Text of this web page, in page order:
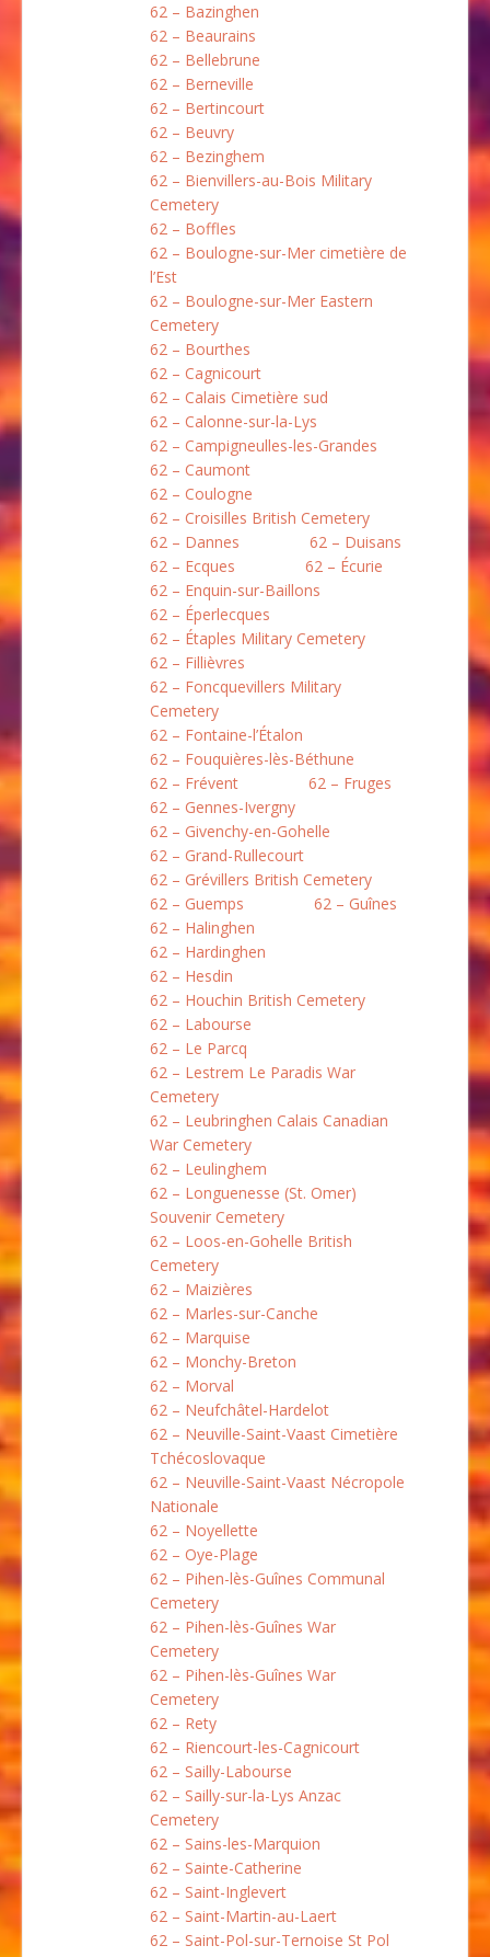
62 – Bazinghen
62 – Beaurains
62 – Bellebrune
62 – Berneville
62 – Bertincourt
62 – Beuvry
62 – Bezinghem
62 – Bienvillers-au-Bois Military
Cemetery
62 – Boffles
62 – Boulogne-sur-Mer cimetière de
l’Est
62 – Boulogne-sur-Mer Eastern
Cemetery
62 – Bourthes
62 – Cagnicourt
62 – Calais Cimetière sud
62 – Calonne-sur-la-Lys
62 – Campigneulles-les-Grandes
62 – Caumont
62 – Coulogne
62 – Croisilles British Cemetery
62 – Dannes
62 – Duisans
62 – Ecques
62 – Écurie
62 – Enquin-sur-Baillons
62 – Éperlecques
62 – Étaples Military Cemetery
62 – Fillièvres
62 – Foncquevillers Military
Cemetery
62 – Fontaine-l’Étalon
62 – Fouquières-lès-Béthune
62 – Frévent
62 – Fruges
62 – Gennes-Ivergny
62 – Givenchy-en-Gohelle
62 – Grand-Rullecourt
62 – Grévillers British Cemetery
62 – Guemps
62 – Guînes
62 – Halinghen
62 – Hardinghen
62 – Hesdin
62 – Houchin British Cemetery
62 – Labourse
62 – Le Parcq
62 – Lestrem Le Paradis War
Cemetery
62 – Leubringhen Calais Canadian
War Cemetery
62 – Leulinghem
62 – Longuenesse (St. Omer)
Souvenir Cemetery
62 – Loos-en-Gohelle British
Cemetery
62 – Maizières
62 – Marles-sur-Canche
62 – Marquise
62 – Monchy-Breton
62 – Morval
62 – Neufchâtel-Hardelot
62 – Neuville-Saint-Vaast Cimetière
Tchécoslovaque
62 – Neuville-Saint-Vaast Nécropole
Nationale
62 – Noyellette
62 – Oye-Plage
62 – Pihen-lès-Guînes Communal
Cemetery
62 – Pihen-lès-Guînes War
Cemetery
62 – Pihen-lès-Guînes War
Cemetery
62 – Rety
62 – Riencourt-les-Cagnicourt
62 – Sailly-Labourse
62 – Sailly-sur-la-Lys Anzac
Cemetery
62 – Sains-les-Marquion
62 – Sainte-Catherine
62 – Saint-Inglevert
62 – Saint-Martin-au-Laert
62 – Saint-Pol-sur-Ternoise St Pol